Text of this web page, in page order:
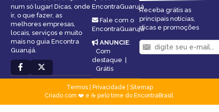
num só lugar! Dicas, onde
ir, o que fazer, as
melhores empresas,
locais, serviços e muito
mais no guia Encontra
Guarujá.
EncontraGuarujá
Fale com o
EncontraGuarujá
ANUNCIE:
Com
destaque |
Grátis
Receba grátis as
principais notícias,
dicas e promoções
Termos| Privacidade
Sitemap
Criado com ❤️ e ☕ pelo time do EncontraBrasil